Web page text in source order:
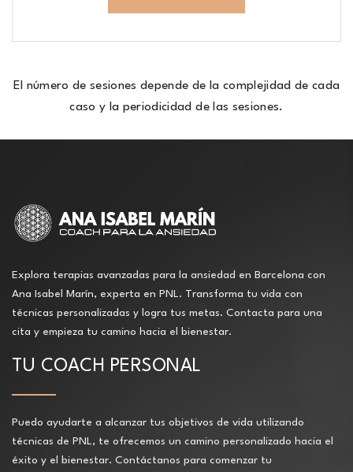
El número de sesiones depende de la complejidad de cada
caso y la periodicidad de las sesiones.
Explora terapias avanzadas para la ansiedad en Barcelona con
Ana Isabel Marín, experta en PNL. Transforma tu vida con
técnicas personalizadas y logra tus metas. Contacta para una
cita y empieza tu camino hacia el bienestar.
TU COACH PERSONAL
Puedo ayudarte a alcanzar tus objetivos de vida utilizando
técnicas de PNL, te ofrecemos un camino personalizado hacia el
éxito y el bienestar. Contáctanos para comenzar tu